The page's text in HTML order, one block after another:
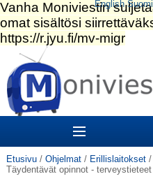
Siirry
sisältöön.
|
Siirry
navigointiin
Sections
Etusivu / Ohjelmat / Erillislaitokset /
Täydentävät opinnot - terveystieteet
English Suomi